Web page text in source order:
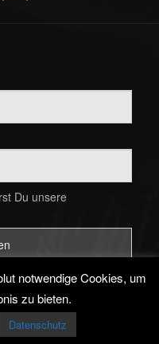
Du unsere
notwendige Cookies, um
zu bieten.
Datenschutz